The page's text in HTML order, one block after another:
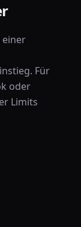
einer
Für
oder
Limits